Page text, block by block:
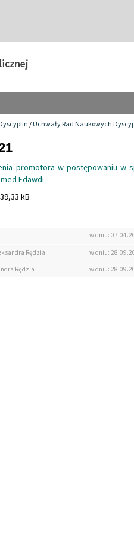
/Uchwały Rad Naukowych
promotora w postępowaniu w
Edawdi
kB
w dniu:
Rędzia
w dniu:
Rędzia
w dniu: